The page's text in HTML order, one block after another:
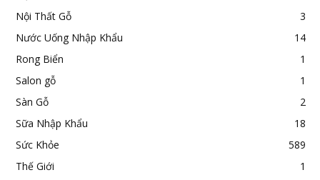
Nội Thất Gỗ
3
Nước Uống Nhập Khẩu
14
Rong Biển
1
Salon gỗ
1
Sàn Gỗ
2
Sữa Nhập Khẩu
18
Sức Khỏe
589
Thế Giới
1